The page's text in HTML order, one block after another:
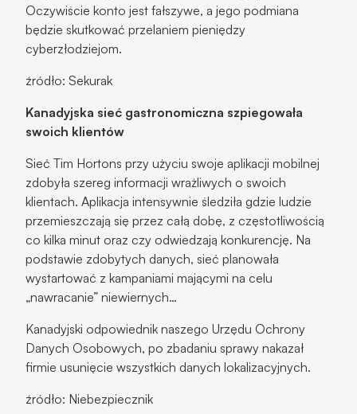
Oczywiście konto jest fałszywe, a jego podmiana
będzie skutkować przelaniem pieniędzy
cyberzłodziejom.
źródło: Sekurak
Kanadyjska sieć gastronomiczna szpiegowała
swoich klientów
Sieć Tim Hortons przy użyciu swoje aplikacji mobilnej
zdobyła szereg informacji wrażliwych o swoich
klientach. Aplikacja intensywnie śledziła gdzie ludzie
przemieszczają się przez całą dobę, z częstotliwością
co kilka minut oraz czy odwiedzają konkurencję. Na
podstawie zdobytych danych, sieć planowała
wystartować z kampaniami mającymi na celu
„nawracanie” niewiernych…
Kanadyjski odpowiednik naszego Urzędu Ochrony
Danych Osobowych, po zbadaniu sprawy nakazał
firmie usunięcie wszystkich danych lokalizacyjnych.
źródło: Niebezpiecznik